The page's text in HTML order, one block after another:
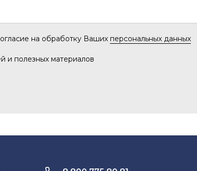
на обработку Ваших персональных данных
и полезных материалов